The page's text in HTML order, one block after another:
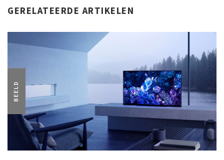
GERELATEERDE ARTIKELEN
BEELD